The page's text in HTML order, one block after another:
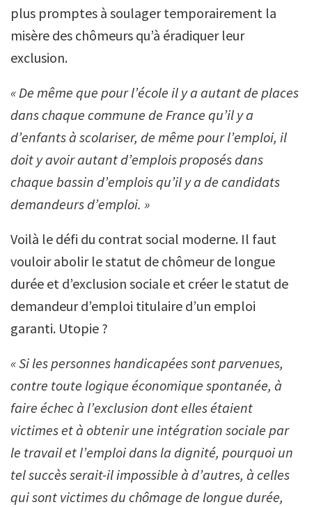
plus promptes à soulager temporairement la
misère des chômeurs qu’à éradiquer leur
exclusion.
« De même que pour l’école il y a autant de places
dans chaque commune de France qu’il y a
d’enfants à scolariser, de même pour l’emploi, il
doit y avoir autant d’emplois proposés dans
chaque bassin d’emplois qu’il y a de candidats
demandeurs d’emploi. »
Voilà le défi du contrat social moderne. Il faut
vouloir abolir le statut de chômeur de longue
durée et d’exclusion sociale et créer le statut de
demandeur d’emploi titulaire d’un emploi
garanti. Utopie ?
« Si les personnes handicapées sont parvenues,
contre toute logique économique spontanée, à
faire échec à l’exclusion dont elles étaient
victimes et à obtenir une intégration sociale par
le travail et l’emploi dans la dignité, pourquoi un
tel succès serait-il impossible à d’autres, à celles
qui sont victimes du chômage de longue durée,